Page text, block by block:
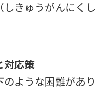
きゅうがんにくし
対応策
ような困難があり